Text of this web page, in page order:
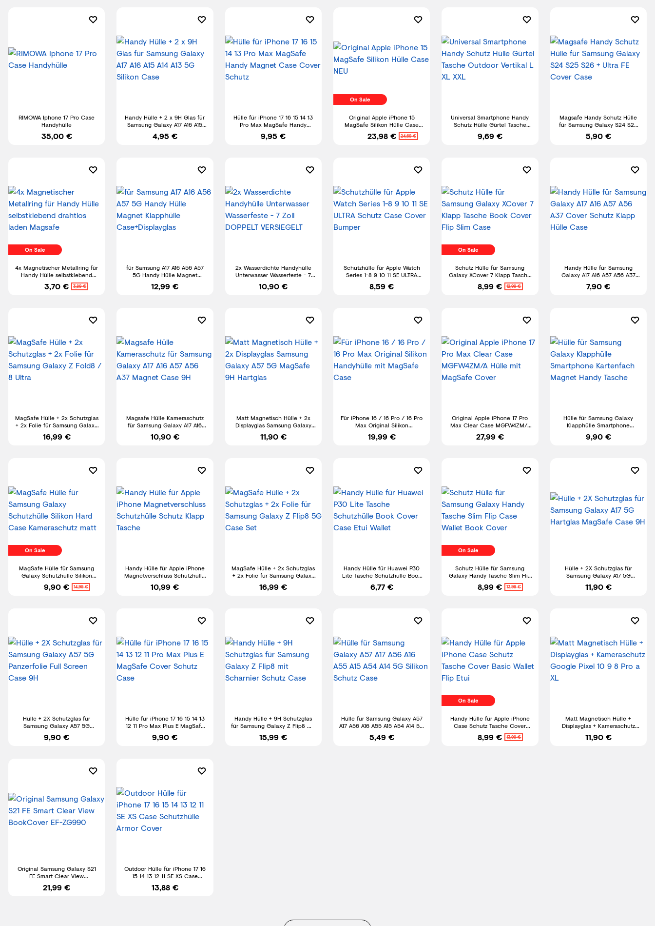
RIMOWA Iphone 17 Pro Case
Handyhülle
35,00 €
Handy Hülle + 2 x 9H Glas für
Samsung Galaxy A17 A16 A15
A14 A13 5G Silikon Case
4,95 €
Hülle für iPhone 17 16 15 14 13
Pro Max MagSafe Handy
Magnet Case Cover Schutz
9,95 €
On Sale
Original Apple iPhone 15
MagSafe Silikon Hülle Case
NEU
23,98 € 24,69 €
Universal Smartphone Handy
Schutz Hülle Gürtel Tasche
Outdoor Vertikal L XL XXL
9,69 €
Magsafe Handy Schutz Hülle
für Samsung Galaxy S24 S25
S26 + Ultra FE Cover Case
5,90 €
On Sale
4x Magnetischer Metallring für
Handy Hülle selbstklebend
drahtlos laden Magsafe
3,70 € 3,89 €
für Samsung A17 A16 A56 A57
5G Handy Hülle Magnet
Klapphülle Case+Displayglas
12,99 €
2x Wasserdichte Handyhülle
Unterwasser Wasserfeste - 7
Zoll DOPPELT VERSIEGELT
10,90 €
Schutzhülle für Apple Watch
Series 1-8 9 10 11 SE ULTRA
Schutz Case Cover Bumper
8,59 €
On Sale
Schutz Hülle für Samsung
Galaxy XCover 7 Klapp Tasche
Book Cover Flip Slim Case
8,99 € 12,99 €
Handy Hülle für Samsung
Galaxy A17 A16 A57 A56 A37
Cover Schutz Klapp Hülle Case
7,90 €
MagSafe Hülle + 2x Schutzglas
+ 2x Folie für Samsung Galaxy
Z Fold8 / 8 Ultra
16,99 €
Magsafe Hülle Kameraschutz
für Samsung Galaxy A17 A16
A57 A56 A37 Magnet Case 9H
10,90 €
Matt Magnetisch Hülle + 2x
Displayglas Samsung Galaxy
A57 5G MagSafe 9H Hartglas
11,90 €
Für iPhone 16 / 16 Pro / 16 Pro
Max Original Silikon
Handyhülle mit MagSafe Case
19,99 €
Original Apple iPhone 17 Pro
Max Clear Case MGFW4ZM/A
Hülle mit MagSafe Cover
27,99 €
Hülle für Samsung Galaxy
Klapphülle Smartphone
Kartenfach Magnet Handy
Tasche
9,90 €
On Sale
MagSafe Hülle für Samsung
Galaxy Schutzhülle Silikon
Hard Case Kameraschutz matt
9,90 € 14,99 €
Handy Hülle für Apple iPhone
Magnetverschluss Schutzhülle
Schutz Klapp Tasche
10,99 €
MagSafe Hülle + 2x Schutzglas
+ 2x Folie für Samsung Galaxy
Z Flip8 5G Case Set
16,99 €
Handy Hülle für Huawei P30
Lite Tasche Schutzhülle Book
Cover Case Etui Wallet
6,77 €
On Sale
Schutz Hülle für Samsung
Galaxy Handy Tasche Slim Flip
Case Wallet Book Cover
8,99 € 13,99 €
Hülle + 2X Schutzglas für
Samsung Galaxy A17 5G
Hartglas MagSafe Case 9H
11,90 €
Hülle + 2X Schutzglas für
Samsung Galaxy A57 5G
Panzerfolie Full Screen Case
9H
9,90 €
Hülle für iPhone 17 16 15 14 13
12 11 Pro Max Plus E MagSafe
Cover Schutz Case
9,90 €
Handy Hülle + 9H Schutzglas
für Samsung Galaxy Z Flip8 mit
Scharnier Schutz Case
15,99 €
Hülle für Samsung Galaxy A57
A17 A56 A16 A55 A15 A54 A14 5G
Silikon Schutz Case
5,49 €
On Sale
Handy Hülle für Apple iPhone
Case Schutz Tasche Cover
Basic Wallet Flip Etui
8,99 € 13,99 €
Matt Magnetisch Hülle +
Displayglas + Kameraschutz
Google Pixel 10 9 8 Pro a XL
11,90 €
Original Samsung Galaxy S21
FE Smart Clear View
BookCover EF-ZG990
21,99 €
Outdoor Hülle für iPhone 17 16
15 14 13 12 11 SE XS Case
Schutzhülle Armor Cover
13,88 €